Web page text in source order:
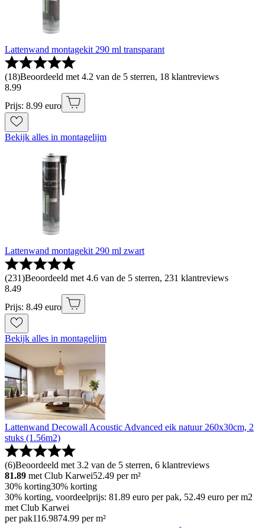
Lattenwand montagekit 290 ml transparant
(18)Beoordeeld met 4.2 van de 5 sterren, 18 klantreviews
8.99
Prijs: 8.99 euro
Bekijk alles in montagelijm
Lattenwand montagekit 290 ml zwart
(231)Beoordeeld met 4.6 van de 5 sterren, 231 klantreviews
8.49
Prijs: 8.49 euro
Bekijk alles in montagelijm
Lattenwand Decowall Acoustic Advanced eik natuur 260x30cm, 2
stuks (1.56m2)
(6)Beoordeeld met 3.2 van de 5 sterren, 6 klantreviews
81.89 met Club Karwei52.49 per m²
30% korting30% korting
30% korting, voordeelprijs: 81.89 euro per pak, 52.49 euro per m2
met Club Karwei
per pak116.9874.99 per m²